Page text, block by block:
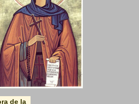
de la